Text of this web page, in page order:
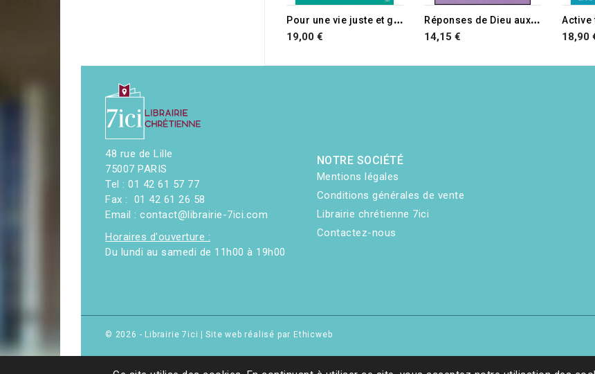
RUPTURE DE STOCK P
our une vie juste et généreuse
19,00 €
R
éponses de Dieu aux questions difficiles de la vie
14,15 €
Active
18,90
48 rue de Lille
75007 PARIS
Tel : 01 42 61 57 77
Fax : 01 42 61 26 58
Email : contact@librairie-7ici.com
Horaires d'ouverture :
Du lundi au samedi de 11h00 à 19h00
NOTRE SOCIÉTÉ
Mentions légales
Conditions générales de vente
Librairie chrétienne 7ici
Contactez-nous
© 2026 - Librairie 7ici |Site web réalisé par Ethicweb